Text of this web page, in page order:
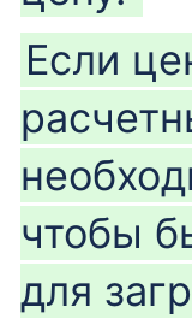
фактуры)
заказа
документа ТСД
ценах
Если
чтобы
для